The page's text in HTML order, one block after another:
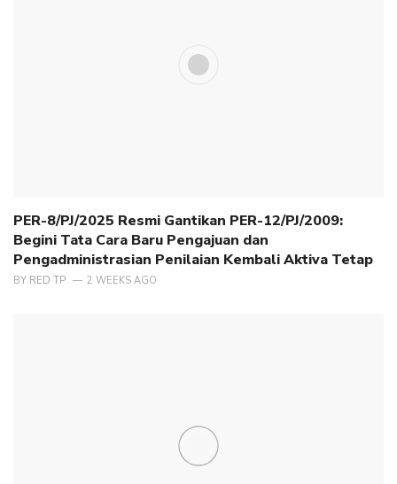
PER-8/PJ/2025 Resmi Gantikan PER-12/PJ/2009:
Begini Tata Cara Baru Pengajuan dan
Pengadministrasian Penilaian Kembali Aktiva Tetap
BY RED TP 2 WEEKS AGO